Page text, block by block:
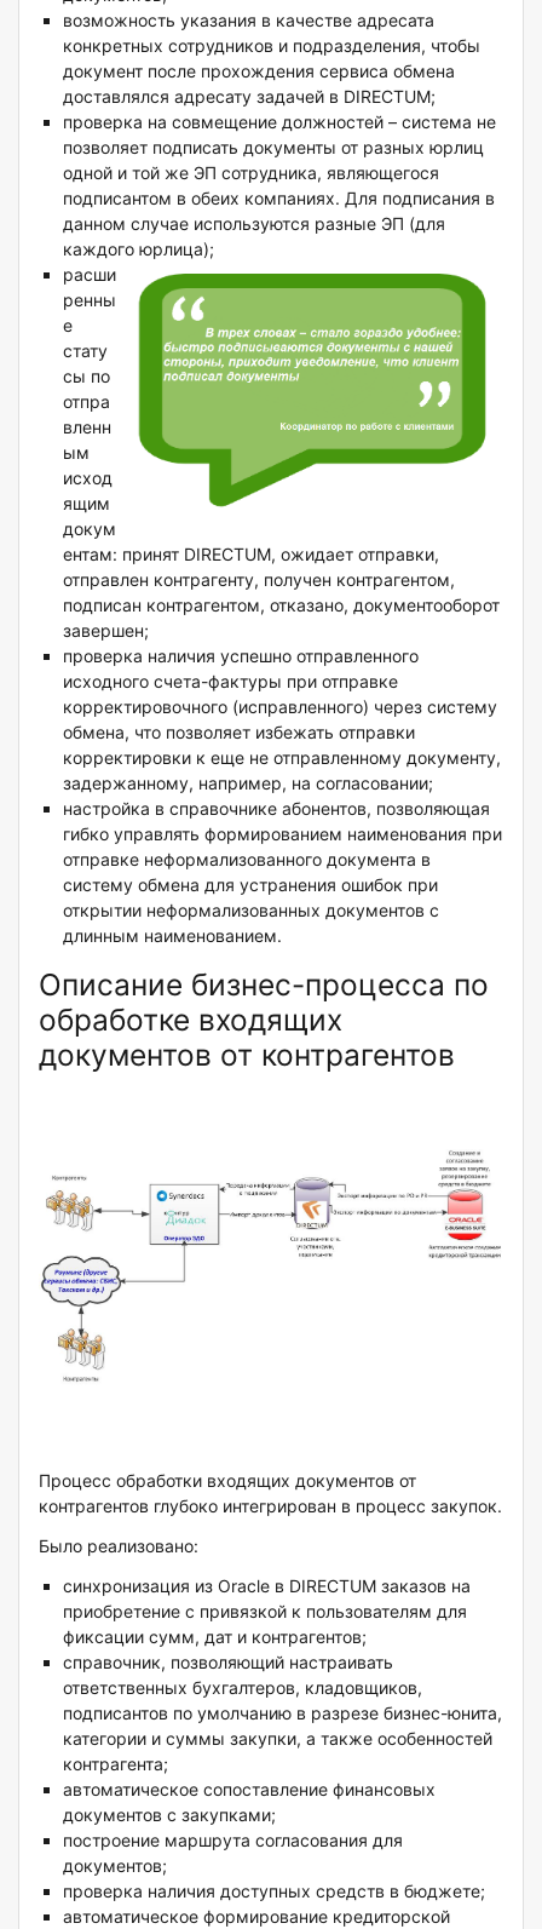
возможность указания в качестве адресата
конкретных сотрудников и подразделения, чтобы
документ после прохождения сервиса обмена
доставлялся адресату задачей в DIRECTUM;
проверка на совмещение должностей – система не
позволяет подписать документы от разных юрлиц
одной и той же ЭП сотрудника, являющегося
подписантом в обеих компаниях. Для подписания в
данном случае используются разные ЭП (для
каждого юрлица);
расши
ренны
е
стату
сы по
отпра
вленн
ым
исход
ящим
докум
ентам: принят DIRECTUM, ожидает отправки,
отправлен контрагенту, получен контрагентом,
подписан контрагентом, отказано, документооборот
завершен;
проверка наличия успешно отправленного
исходного счета-фактуры при отправке
корректировочного (исправленного) через систему
обмена, что позволяет избежать отправки
корректировки к еще не отправленному документу,
задержанному, например, на согласовании;
настройка в справочнике абонентов, позволяющая
гибко управлять формированием наименования при
отправке неформализованного документа в
систему обмена для устранения ошибок при
открытии неформализованных документов с
длинным наименованием.
Описание бизнес-процесса по
обработке входящих
документов от контрагентов
Процесс обработки входящих документов от
контрагентов глубоко интегрирован в процесс закупок.
Было реализовано:
синхронизация из Oracle в DIRECTUM заказов на
приобретение с привязкой к пользователям для
фиксации сумм, дат и контрагентов;
справочник, позволяющий настраивать
ответственных бухгалтеров, кладовщиков,
подписантов по умолчанию в разрезе бизнес-юнита,
категории и суммы закупки, а также особенностей
контрагента;
автоматическое сопоставление финансовых
документов с закупками;
построение маршрута согласования для
документов;
проверка наличия доступных средств в бюджете;
автоматическое формирование кредиторской